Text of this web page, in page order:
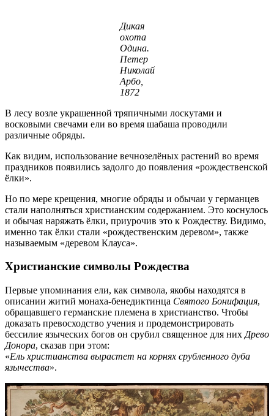
Дикая
охота
Одина.
Петер
Николай
Арбо,
1872
В лесу возле украшенной тряпичными лоскутами и
восковыми свечами ели во время шабаша проводили
различные обряды.
Как видим, использование вечнозелёных растений во время
праздников появились задолго до появления «рождественской
ёлки».
Но по мере крещения, многие обряды и обычаи у германцев
стали наполняться христианским содержанием. Это коснулось
и обычая наряжать ёлки, приурочив это к Рождеству. Видимо,
именно так ёлки стали «рождественским деревом», также
называемым «деревом Клауса».
Христианские символы Рождества
Первые упоминания ели, как символа, якобы находятся в
описании житий монаха-бенедиктинца Святого Бонифация,
обращавшего германские племена в христианство. Чтобы
доказать превосходство учения и продемонстрировать
бессилие языческих богов он срубил священное для них Древо
Донора, сказав при этом:
«Ель христианства вырастет на корнях срубленного дуба
язычества».